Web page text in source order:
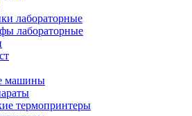
лабораторные
лабораторные
машины
термопринтеры